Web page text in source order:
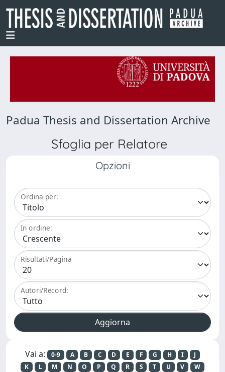
Padua Thesis and Dissertation Archive
Sfoglia per Relatore
Opzioni
Ordina per:
In ordine:
Risultati/Pagina
Autori/Record:
Vai a: 0-9 A B C D E F G H I
J
K
L M N O P Q R S T U V
W